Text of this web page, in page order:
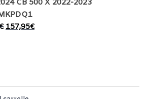
CB 500 X 2022-2023
157,95€